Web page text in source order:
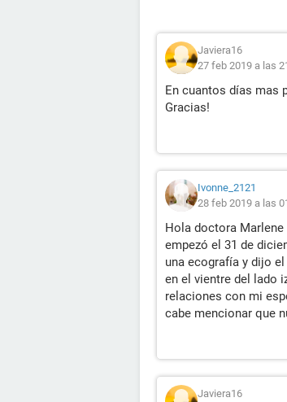
Javiera16
27 feb 2019 a las
En cuantos días mas
Gracias!
Ivonne_2121
28 feb 2019 a las
Hola doctora
empezó el 31 de
una ecografía y dijo
en el vientre del lado
relaciones con mi
cabe mencionar que
Javiera16